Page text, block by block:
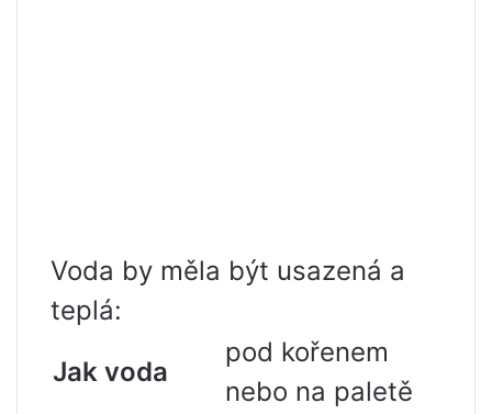
Voda by měla být usazená a
teplá:
Jak voda
pod kořenem
nebo na paletě